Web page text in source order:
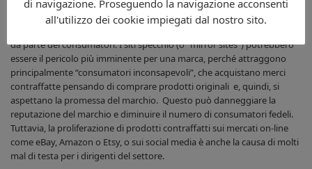
Tuttavia, come abbiamo detto all’inizio di questo articolo, l’e-
commerce ha aperto le porte a molti nuovi canali di distribuzione e
vendita di prodotti contraffatti, facilitando l’accesso a questi prodotti
da parte dei consumatori. I siti specchio (o “mirror sites”) potrebbero
essere il pericolo più imminente per una marca, perché attraggono
principalmente “consumatori inconsapevoli”, che acquistano merci
contraffatte pensando di comprare prodotti originali e, quindi, si
aspettano la promessa del marchio. Questo può danneggiare la
reputazione del marchio e diminuire il numero di consumatori fedeli.
Tuttavia, la proliferazione di prodotti contraffatti sui mercati on-line
come eBay, Amazon o Etsy, o sui social media è anche la causa di molti
mal di testa per i dirigenti del settore.
di navigazione. Proseguendo la navigazione acconsenti
all'utilizzo dei cookie impiegati dal nostro sito.